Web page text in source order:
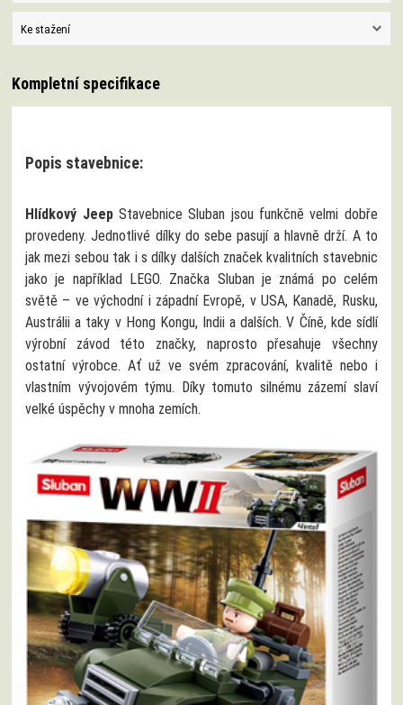
Ke stažení
Kompletní specifikace
Popis stavebnice:
Hlídkový Jeep Stavebnice Sluban jsou funkčně velmi dobře
provedeny. Jednotlivé dílky do sebe pasují a hlavně drží. A to
jak mezi sebou tak i s dílky dalších značek kvalitních stavebnic
jako je například LEGO. Značka Sluban je známá po celém
světě – ve východní i západní Evropě, v USA, Kanadě, Rusku,
Austrálii a taky v Hong Kongu, Indii a dalších. V Číně, kde sídlí
výrobní závod této značky, naprosto přesahuje všechny
ostatní výrobce. Ať už ve svém zpracování, kvalitě nebo i
vlastním vývojovém týmu. Díky tomuto silnému zázemí slaví
velké úspěchy v mnoha zemích.